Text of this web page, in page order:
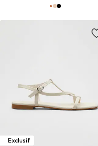
Exclusif